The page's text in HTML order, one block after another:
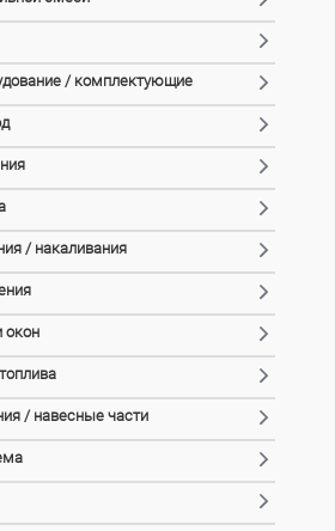
/ комплектующие
/ накаливания
окон
/ навесные части